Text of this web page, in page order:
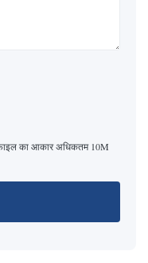
का आकार अधिकतम 10M